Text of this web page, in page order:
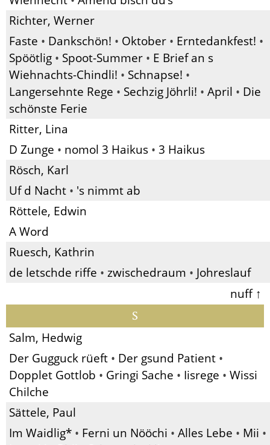
Richter, Werner
Faste • Dankschön! • Oktober • Erntedankfest! •
Spöötlig • Spoot-Summer • E Brief an s
Wiehnachts-Chindli! • Schnapse! •
Langersehnte Rege • Sechzig Jöhrli! • April • Die
schönste Ferie
Ritter, Lina
D Zunge • nomol 3 Haikus • 3 Haikus
Rösch, Karl
Uf d Nacht • 's nimmt ab
Röttele, Edwin
A Word
Ruesch, Kathrin
de letschde riffe • zwischedraum • Johreslauf
nuff ↑
S
Salm, Hedwig
Der Gugguck rüeft • Der gsund Patient •
Dopplet Gottlob • Gringi Sache • Iisrege • Wissi
Chilche
Sättele, Paul
Im Waidlig* • Ferni un Nööchi • Alles Lebe • Mii •